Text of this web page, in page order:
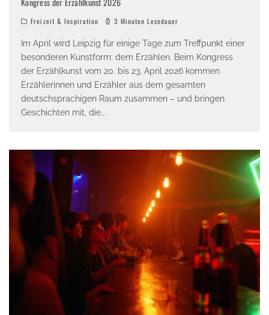
Freizeit & Inspiration 3 Minuten Lesedauer
Im April wird Leipzig für einige Tage zum Treffpunkt einer
besonderen Kunstform: dem Erzählen. Beim Kongress
der Erzählkunst vom 20. bis 23. April 2026 kommen
Erzählerinnen und Erzähler aus dem gesamten
deutschsprachigen Raum zusammen – und bringen
Geschichten mit, die...